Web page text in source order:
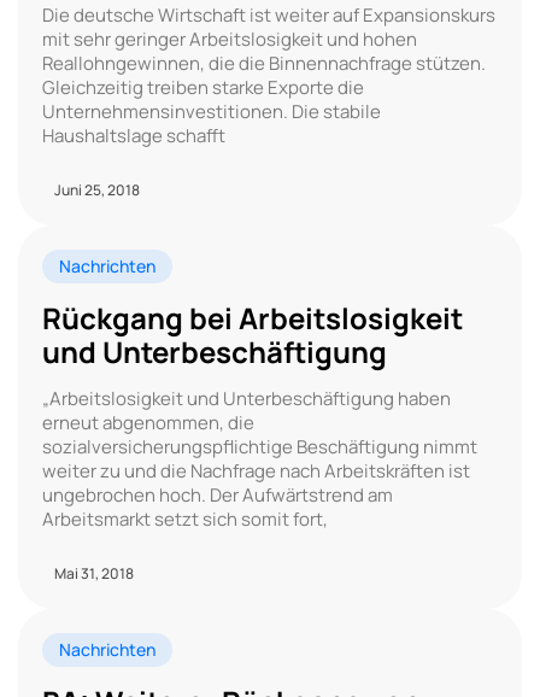
Die deutsche Wirtschaft ist weiter auf Expansionskurs
mit sehr geringer Arbeitslosigkeit und hohen
Reallohngewinnen, die die Binnennachfrage stützen.
Gleichzeitig treiben starke Exporte die
Unternehmensinvestitionen. Die stabile
Haushaltslage schafft
Juni 25, 2018
Nachrichten
Rückgang bei Arbeitslosigkeit
und Unterbeschäftigung
„Arbeitslosigkeit und Unterbeschäftigung haben
erneut abgenommen, die
sozialversicherungspflichtige Beschäftigung nimmt
weiter zu und die Nachfrage nach Arbeitskräften ist
ungebrochen hoch. Der Aufwärtstrend am
Arbeitsmarkt setzt sich somit fort,
Mai 31, 2018
Nachrichten